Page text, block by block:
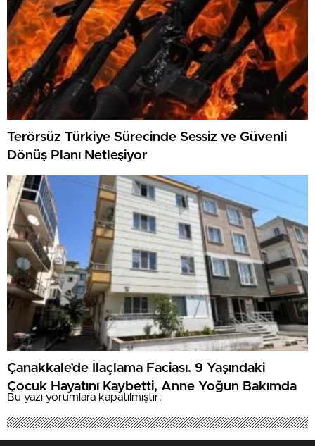
Terörsüz Türkiye Sürecinde Sessiz ve Güvenli
Dönüş Planı Netleşiyor
Çanakkale’de İlaçlama Faciası. 9 Yaşındaki
Çocuk Hayatını Kaybetti, Anne Yoğun Bakımda
Bu yazı yorumlara kapatılmıştır.